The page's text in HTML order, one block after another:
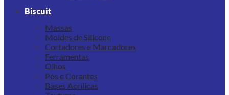
Biscuit
Massas
Moldes de Silicone
Cortadores e Marcadores
Ferramentas
Olhos
Pós e Corantes
Bases Acrílicas